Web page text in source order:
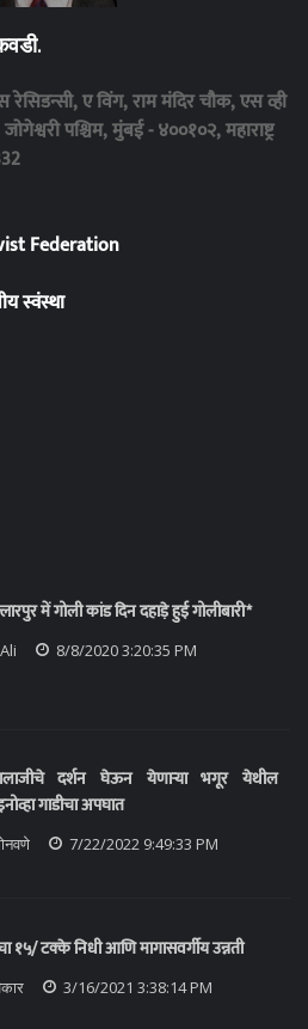
ए विंग, राम मंदिर चौक, एस व्ही
पश्चिम, मुंबई - ४००१०२, महाराष्ट्र
Federation
स्वंस्था
में गोली कांड दिन दहाड़े हुई गोलीबारी*
8/8/2020 3:20:35 PM
दर्शन घेऊन येणाऱ्या भगूर येथील
गाडीचा अपघात
7/22/2022 9:49:33 PM
१५/ टक्के निधी आणि मागासवर्गीय उन्नती
3/16/2021 3:38:14 PM